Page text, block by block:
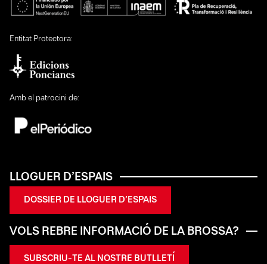
Entitat Protectora:
Amb el patrocini de:
LLOGUER D’ESPAIS
DOSSIER DE LLOGUER D’ESPAIS
VOLS REBRE INFORMACIÓ DE LA BROSSA?
SUBSCRIU-TE AL NOSTRE BUTLLETÍ